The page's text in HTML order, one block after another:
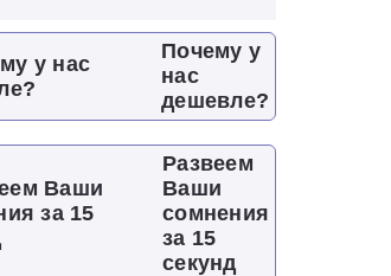
Почему у
нас
дешевле?
Развеем
Ваши
сомнения
за 15
секунд